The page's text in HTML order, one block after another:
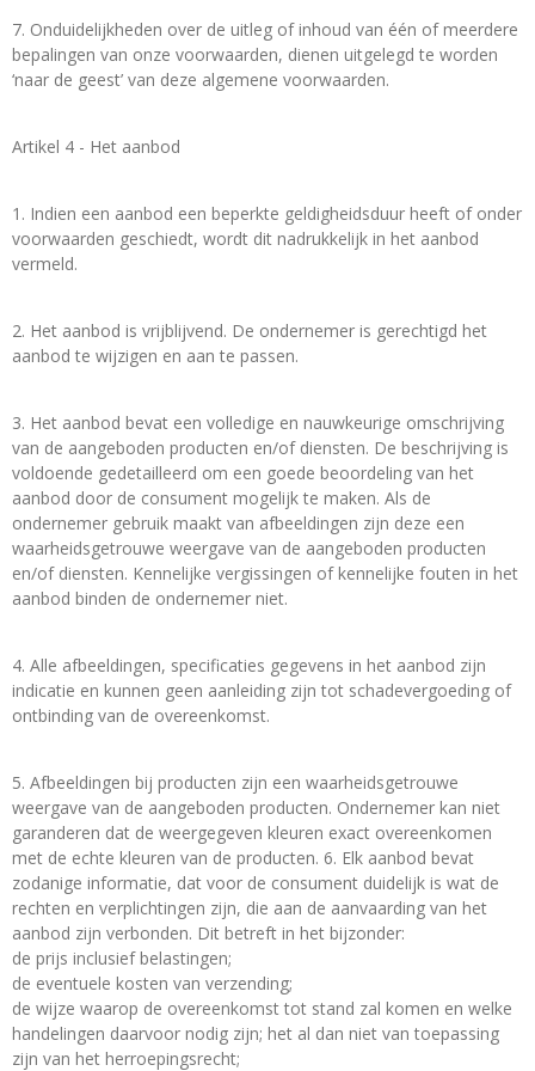
7. Onduidelijkheden over de uitleg of inhoud van één of meerdere
bepalingen van onze voorwaarden, dienen uitgelegd te worden
‘naar de geest’ van deze algemene voorwaarden.
Artikel 4 - Het aanbod
1. Indien een aanbod een beperkte geldigheidsduur heeft of onder
voorwaarden geschiedt, wordt dit nadrukkelijk in het aanbod
vermeld.
2. Het aanbod is vrijblijvend. De ondernemer is gerechtigd het
aanbod te wijzigen en aan te passen.
3. Het aanbod bevat een volledige en nauwkeurige omschrijving
van de aangeboden producten en/of diensten. De beschrijving is
voldoende gedetailleerd om een goede beoordeling van het
aanbod door de consument mogelijk te maken. Als de
ondernemer gebruik maakt van afbeeldingen zijn deze een
waarheidsgetrouwe weergave van de aangeboden producten
en/of diensten. Kennelijke vergissingen of kennelijke fouten in het
aanbod binden de ondernemer niet.
4. Alle afbeeldingen, specificaties gegevens in het aanbod zijn
indicatie en kunnen geen aanleiding zijn tot schadevergoeding of
ontbinding van de overeenkomst.
5. Afbeeldingen bij producten zijn een waarheidsgetrouwe
weergave van de aangeboden producten. Ondernemer kan niet
garanderen dat de weergegeven kleuren exact overeenkomen
met de echte kleuren van de producten. 6. Elk aanbod bevat
zodanige informatie, dat voor de consument duidelijk is wat de
rechten en verplichtingen zijn, die aan de aanvaarding van het
aanbod zijn verbonden. Dit betreft in het bijzonder:
de prijs inclusief belastingen;
de eventuele kosten van verzending;
de wijze waarop de overeenkomst tot stand zal komen en welke
handelingen daarvoor nodig zijn; het al dan niet van toepassing
zijn van het herroepingsrecht;